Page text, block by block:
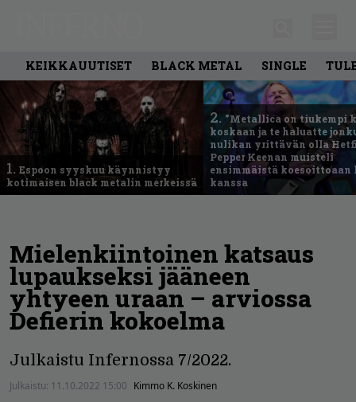
KEIKKAUUTISET BLACK METAL SINGLE
1. Espoon syyskuu käynnistyy
kotimaisen black metalin merkeissä
2. ”Metallica on tiukempi
koskaan ja te haluatte
nulikan yrittävän olla
Pepper Keenan muisteli
ensimmäistä
kanssa
Mielenkiintoinen katsaus
lupaukseksi jääneen
yhtyeen uraan – arviossa
Defierin kokoelma
Julkaistu Infernossa 7/2022.
Julkaistu: 11.10.2022 15:00 Kimmo K. Koskinen